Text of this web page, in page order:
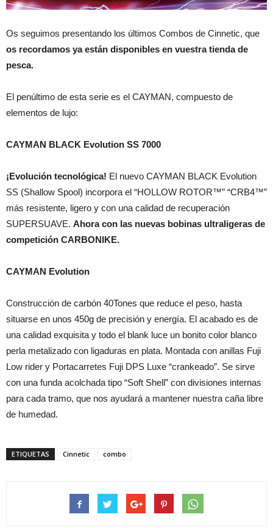
Os seguimos presentando los últimos Combos de Cinnetic, que
os recordamos ya están disponibles en vuestra tienda de
pesca.
El penúltimo de esta serie es el CAYMAN, compuesto de
elementos de lujo:
CAYMAN BLACK Evolution SS 7000
¡Evolución tecnológica! El nuevo CAYMAN BLACK Evolution
SS (Shallow Spool) incorpora el “HOLLOW ROTOR™” “CRB4™”
más resistente, ligero y con una calidad de recuperación
SUPERSUAVE. Ahora con las nuevas bobinas ultraligeras de
competición CARBONIKE.
CAYMAN Evolution
Construcción de carbón 40Tones que reduce el peso, hasta
situarse en unos 450g de precisión y energía. El acabado es de
una calidad exquisita y todo el blank luce un bonito color blanco
perla metalizado con ligaduras en plata. Montada con anillas Fuji
Low rider y Portacarretes Fuji DPS Luxe “crankeado”. Se sirve
con una funda acolchada tipo “Soft Shell” con divisiones internas
para cada tramo, que nos ayudará a mantener nuestra caña libre
de humedad.
ETIQUETAS Cinnetic combo